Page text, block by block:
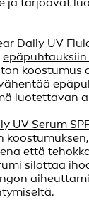
Daily UV
koostumus
luotettavan
UV Serum
että
silottaa